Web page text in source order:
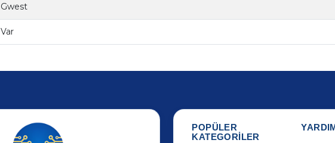
Gwest
Var
POPÜLER
KATEGORİLER